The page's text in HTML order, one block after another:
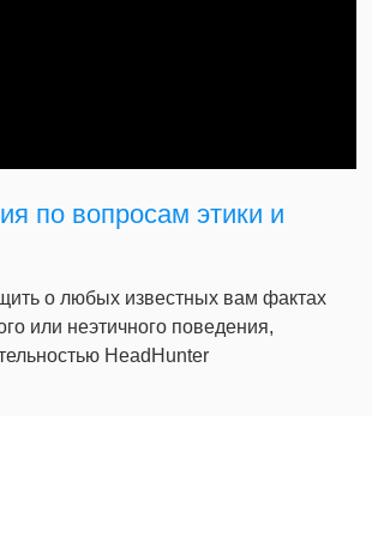
по вопросам этики и
о любых известных вам фактах
или неэтичного поведения,
HeadHunter